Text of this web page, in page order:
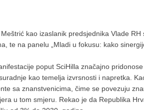
kao izaslanik predsjednika Vlade
te na panelu „Mladi u fokusu: kako
poput SciHilla značajno
kao temelja izvrsnosti i napretka.
sa znanstvenicima, čime se povezuju
u tom smjeru. Rekao je da Republika